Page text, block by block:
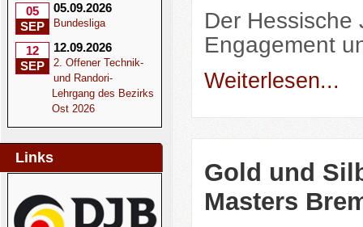
05
SEP
05.09.2026
Bundesliga
12
SEP
12.09.2026
2. Offener Technik-
und Randori-
Lehrgang des Bezirks
Ost 2026
Links
Der Hessische
Engagement
Weiterlesen...
Gold und
Masters